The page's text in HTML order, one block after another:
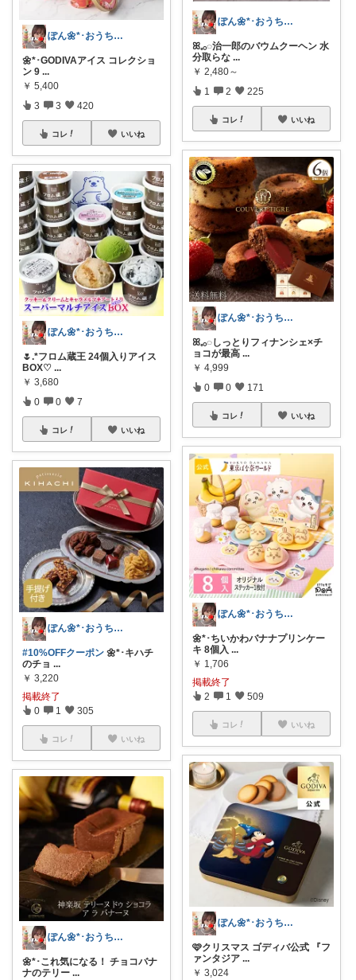
ぽん🌼*･おうちカフェꕤ︎︎·͜·☕
🌼*･GODIVAアイス コレクショ
ン 9 ...
￥ 5,400
3 3 420
コレ いいね
ぽん🌼*･おうちカフェꕤ︎︎·͜·☕
🌷.*フロム蔵王 24個入りアイス
BOX♡ ...
￥ 3,680
0 0 7
コレ いいね
ぽん🌼*･おうちカフェꕤ︎︎·͜·☕
#10%OFFクーポン 🌼*･キハチ
のチョ ...
￥ 3,220
掲載終了
0 1 305
コレ いいね
ぽん🌼*･おうちカフェꕤ︎︎·͜·☕
🌼*･これ気になる！ チョコバナ
ナのテリー ...
ぽん🌼*･おうちカフェꕤ︎︎·͜·☕
ꕤ𓈒𓂂◌治一郎のバウムクーヘン 水
分取らな ...
￥ 2,480～
1 2 225
コレ いいね
ぽん🌼*･おうちカフェꕤ︎︎·͜·☕
ꕤ𓈒𓂂◌しっとりフィナンシェ×チ
ョコが最高 ...
￥ 4,999
0 0 171
コレ いいね
ぽん🌼*･おうちカフェꕤ︎︎·͜·☕
🌼*･ちいかわバナナプリンケー
キ 8個入 ...
￥ 1,706
掲載終了
2 1 509
コレ いいね
ぽん🌼*･おうちカフェꕤ︎︎·͜·☕
🩷クリスマス ゴディバ公式 『フ
ァンタジア ...
￥ 3,024